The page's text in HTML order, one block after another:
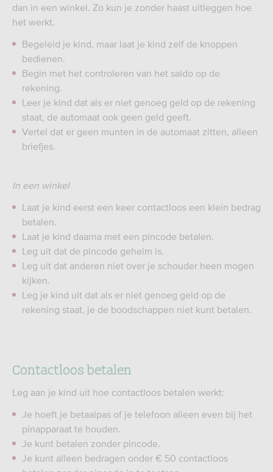
dan in een winkel. Zo kun je zonder haast uitleggen hoe
het werkt.
Begeleid je kind, maar laat je kind zelf de knoppen
bedienen.
Begin met het controleren van het saldo op de
rekening.
Leer je kind dat als er niet genoeg geld op de rekening
staat, de automaat ook geen geld geeft.
Vertel dat er geen munten in de automaat zitten, alleen
briefjes.
In een winkel
Laat je kind eerst een keer contactloos een klein bedrag
betalen.
Laat je kind daarna met een pincode betalen.
Leg uit dat de pincode geheim is.
Leg uit dat anderen niet over je schouder heen mogen
kijken.
Leg je kind uit dat als er niet genoeg geld op de
rekening staat, je de boodschappen niet kunt betalen.
Contactloos betalen
Leg aan je kind uit hoe contactloos betalen werkt:
Je hoeft je betaalpas of je telefoon alleen even bij het
pinapparaat te houden.
Je kunt betalen zonder pincode.
Je kunt alleen bedragen onder € 50 contactloos